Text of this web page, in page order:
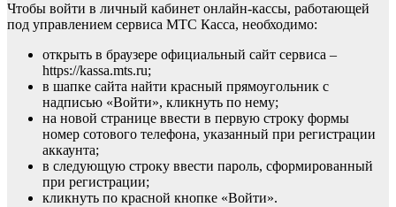
Чтобы войти в личный кабинет онлайн-кассы, работающей
под управлением сервиса МТС Касса, необходимо:
открыть в браузере официальный сайт сервиса –
https://kassa.mts.ru;
в шапке сайта найти красный прямоугольник с
надписью «Войти», кликнуть по нему;
на новой странице ввести в первую строку формы
номер сотового телефона, указанный при регистрации
аккаунта;
в следующую строку ввести пароль, сформированный
при регистрации;
кликнуть по красной кнопке «Войти».